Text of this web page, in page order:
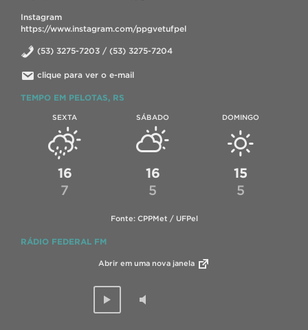
Instagram
https://www.instagram.com/ppgvetufpel
(53) 3275-7203 / (53) 3275-7204
clique para ver o e-mail
TEMPO EM PELOTAS, RS
SEXTA
16
7
SÁBADO
16
5
DOMINGO
15
5
Fonte: CPPMet / UFPel
RÁDIO FEDERAL FM
Abrir em uma nova janela